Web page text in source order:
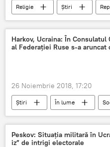
Religie Știri
Mitropolitul Vladimir
Petro Poroșenko
Harkov, Ucraina: În Consulatul
al Federației Ruse s-a aruncat
26 Noiembrie 2018, 17:20
Știri În lume
Ucraina
Harkov
Consulat
Peskov: Situația militară în
iz” de intrigi electorale